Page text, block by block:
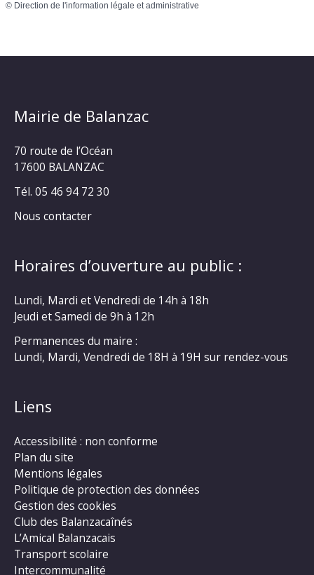
© Direction de l'information légale et administrative
Mairie de Balanzac
70 route de l’Océan
17600 BALANZAC
Tél. 05 46 94 72 30
Nous contacter
Horaires d’ouverture au public :
Lundi, Mardi et Vendredi de 14h à 18h
Jeudi et Samedi de 9h à 12h
Permanences du maire :
Lundi, Mardi, Vendredi de 18H à 19H sur rendez-vous
Liens
Accessibilité : non conforme
Plan du site
Mentions légales
Politique de protection des données
Gestion des cookies
Club des Balanzacaînés
L’Amical Balanzacais
Transport scolaire
Intercommunalité